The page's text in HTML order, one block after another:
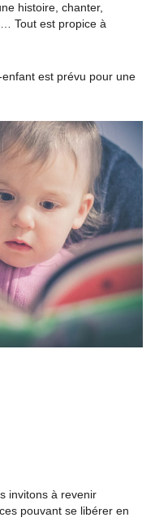
histoire, chanter,
Tout est propice à
est prévu pour une
invitons à revenir
pouvant se libérer en